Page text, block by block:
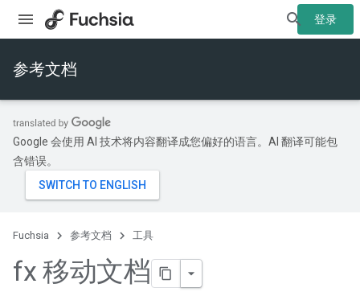
登录
参考文档
Google 会使用 AI 技术将内容翻译成您偏好的语言。AI 翻译可能包
含错误。
Fuchsia 参考文档 工具
fx 移动文档